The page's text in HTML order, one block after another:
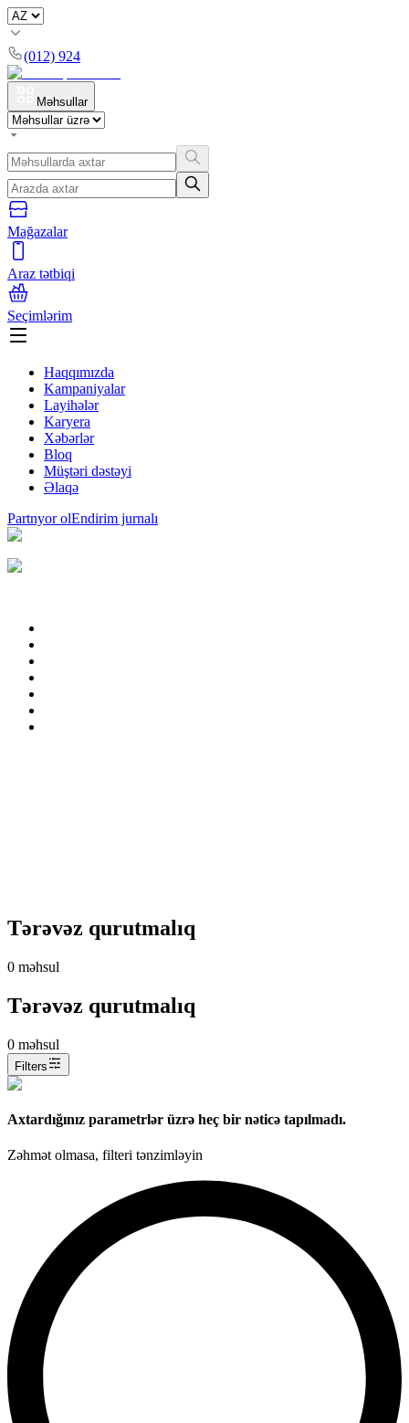
(012) 924
Məhsullar
Mağazalar
Araz tətbiqi
Seçimlərim
Haqqımızda
Kampaniyalar
Layihələr
Karyera
Xəbərlər
Bloq
Müştəri dəstəyi
Əlaqə
Partnyor olEndirim jurnalı
Tərəvəz qurutmalıq
0 məhsul
Tərəvəz qurutmalıq
0 məhsul
Filters
Axtardığınız parametrlər üzrə heç bir nəticə tapılmadı.
Zəhmət olmasa, filteri tənzimləyin